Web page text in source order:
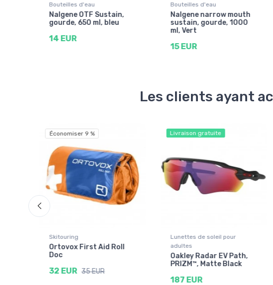
Bouteilles d'eau
Nalgene OTF Sustain,
gourde, 650 ml, bleu
14 EUR
Bouteilles d'eau
Nalgene narrow mouth
sustain, gourde, 1000
ml, Vert
15 EUR
Les clients ayant
Économiser 9 %
Skitouring
Ortovox First Aid Roll
Doc
32 EUR 35 EUR
Livraison gratuite
Lunettes de soleil pour
adultes
Oakley Radar EV Path,
PRIZM™, Matte Black
187 EUR